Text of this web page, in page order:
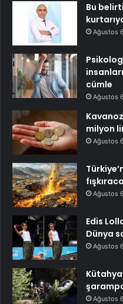
Bu
Ağustos
cümle
Ağustos
milyon
Ağustos
Ağustos
Edis
Dünya
Ağustos
Ağustos